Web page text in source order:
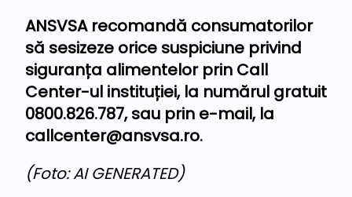
ANSVSA recomandă consumatorilor
să sesizeze orice suspiciune privind
siguranța alimentelor prin Call
Center-ul instituției, la numărul gratuit
0800.826.787, sau prin e-mail, la
callcenter@ansvsa.ro.
(Foto: AI GENERATED)